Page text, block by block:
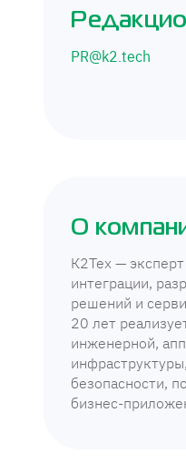
PR@k2.tech
О
К2Тех —
интеграции,
решений и
20 лет
инженерной,
безопасности,
бизнес-